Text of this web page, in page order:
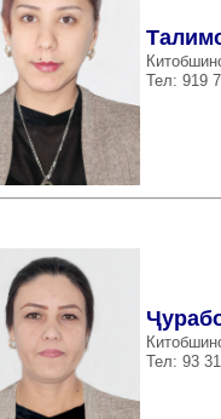
Тел: 919
Тел: 93